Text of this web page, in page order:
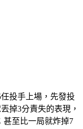
投手上場，先發投
掉3分責失的表現，
甚至比一局就炸掉7